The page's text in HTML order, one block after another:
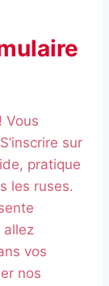
Vous
sur
pratique
les ruses.
allez
vos
nos